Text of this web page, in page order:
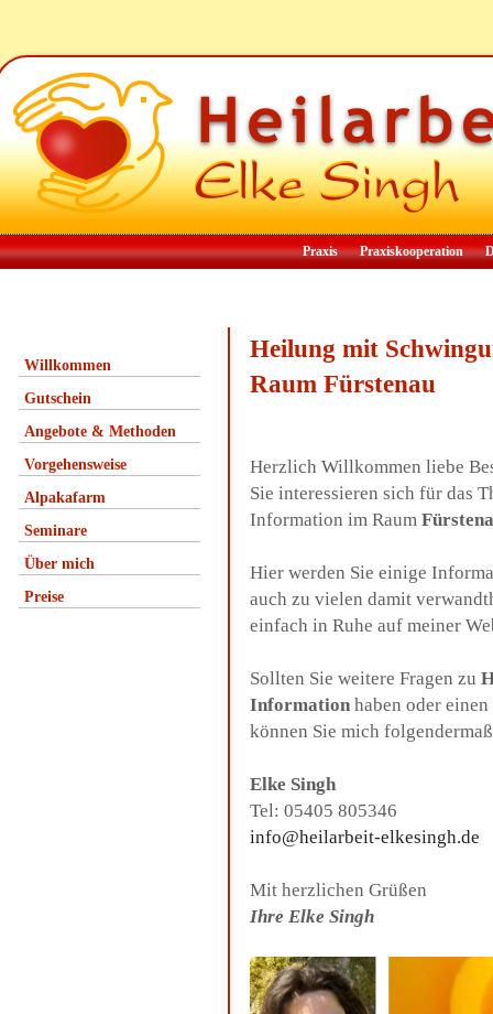
Praxis Praxiskooperation
Willkommen
Gutschein
Angebote & Methoden
Vorgehensweise
Alpakafarm
Seminare
Über mich
Preise
Heilung mit
Raum Fürstenau
Herzlich Willkommen liebe
Sie interessieren sich für das
Information im Raum
Hier werden Sie einige
auch zu vielen damit
einfach in Ruhe auf meiner
Sollten Sie weitere Fragen zu
Information haben oder
können Sie mich
Elke Singh
Tel: 05405 805346
info@heilarbeit-elkesingh.de
Mit herzlichen Grüßen
Ihre Elke Singh